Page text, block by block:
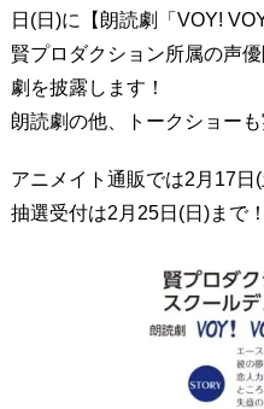
日(日)に【朗読劇「VOY!
賢プロダクション所属の声
劇を披露します！
朗読劇の他、トークショーも
アニメイト通販では2月17日
抽選受付は2月25日(日)まで